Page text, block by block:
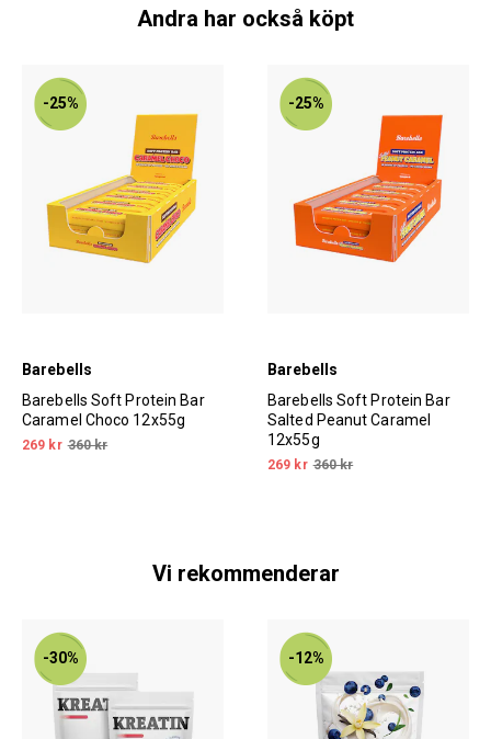
Andra har också köpt
-25%
Barebells
Barebells Soft Protein Bar
Caramel Choco 12x55g
269 kr 360 kr
-25%
Barebells
Barebells Soft Protein Bar
Salted Peanut Caramel
12x55g
269 kr 360 kr
Vi rekommenderar
-30% -12%